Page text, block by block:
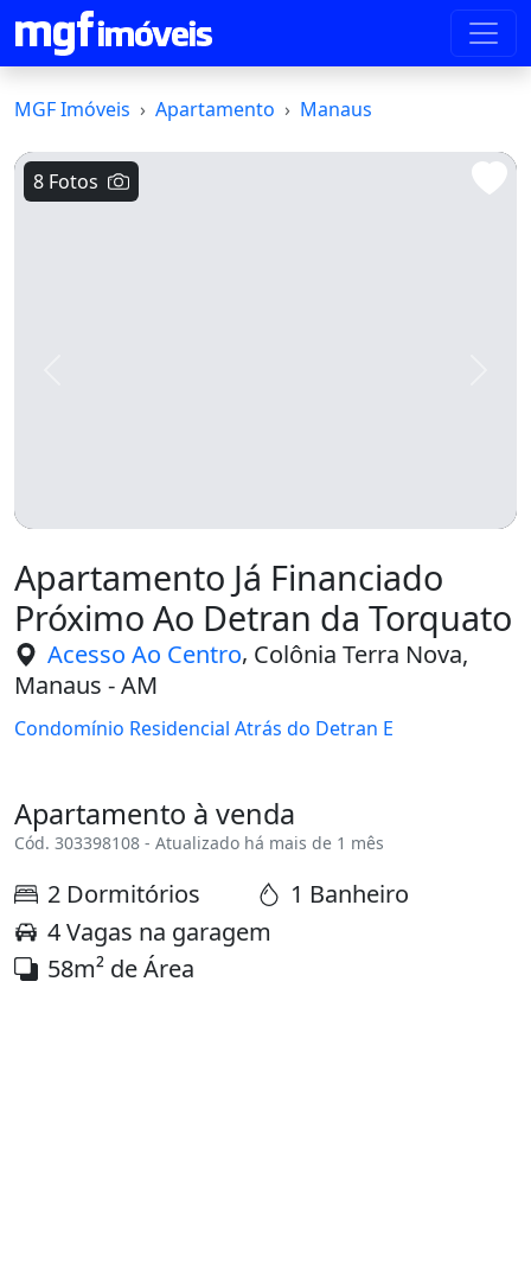
MGF Imóveis Apartamento Manaus
8 Fotos
Apartamento Já Financiado
Próximo Ao Detran da Torquato
Acesso Ao Centro,Colônia Terra Nova,
Manaus - AM
Condomínio Residencial Atrás do Detran E
2 Dormitórios
1 Banheiro
4 Vagas na garagem